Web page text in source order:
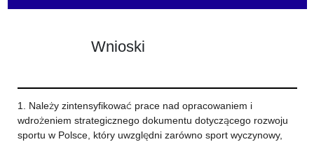
Wnioski
1. Należy zintensyfikować prace nad opracowaniem i
wdrożeniem strategicznego dokumentu dotyczącego rozwoju
sportu w Polsce, który uwzględni zarówno sport wyczynowy,